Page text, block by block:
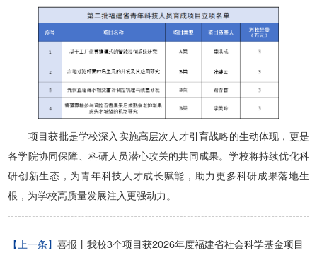
项目获批是学校深入实施高层次人才引育战略的生动体现，更是
各学院协同保障、科研人员潜心攻关的共同成果。学校将持续优化科
研创新生态，为青年科技人才成长赋能，助力更多科研成果落地生
根，为学校高质量发展注入更强动力。
【上一条】喜报丨我校3个项目获2026年度福建省社会科学基金项目